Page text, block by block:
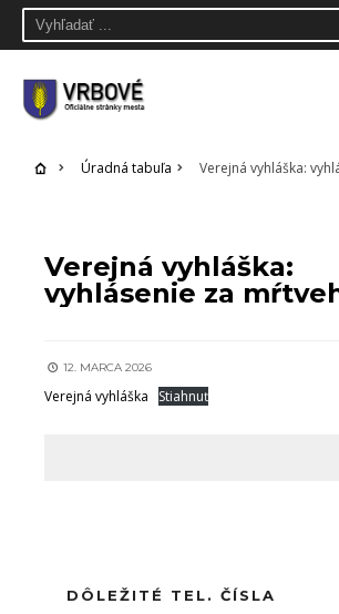
Úradná tabuľa Verejná vyhláška:
Verejná vyhláška:
vyhlásenie za
12. MARCA 2026
Verejná vyhláška Stiahnuť
DÔLEŽITÉ TEL. ČÍSLA